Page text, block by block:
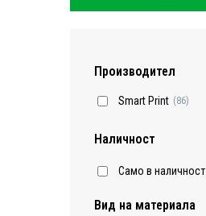
Производител
Smart Print (86)
Наличност
Само в наличност
Вид на материала